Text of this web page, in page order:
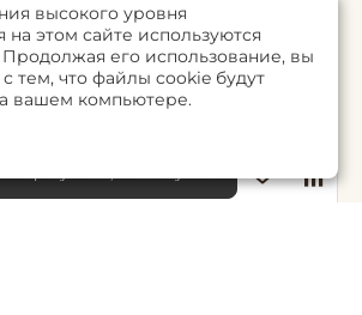
обои PAINT / ПЭЙНТ /
Life / фон, голубой
высокого уровня
этом сайте используются
его использование, вы
тем, что файлы cookie будут
вашем компьютере.